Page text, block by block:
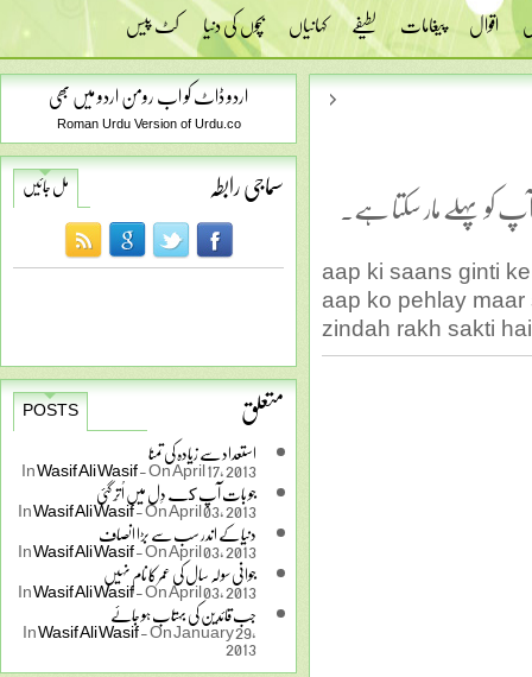
اقوال پیغامات لطیفے کہانیاں بچوں کی دنیا کٹ پیس
اردو ڈاٹ کو اب رومن اردو میں بھی
Roman Urdu Version of Urdu.co
سماجی رابطہ مل جائیں
متعلق
POSTS
استعداد سے زیادہ کی تمنا
InWasif Ali Wasif-On April 17, 2013
جو بات آپ كے دِل میں اُتَر گئی InWasif Ali Wasif-On April 03, 2013
دنیا کے اندر سب سے بڑا انصاف InWasif Ali Wasif-On April 03, 2013
جوانی سولہ سال کی عمر کا نام نہیں InWasif Ali Wasif-On April 03, 2013
جب قائدین کی بہتاب ہو جائے InWasif Ali Wasif-On January 29,
2013
کو پہلے مار سکتا ہے۔
aap ki saans ginti
aap ko pehlay
zindah rakh sakti